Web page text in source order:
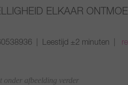
ELKAAR
| Leestijd ±2 minuten |
onder afbeelding verder